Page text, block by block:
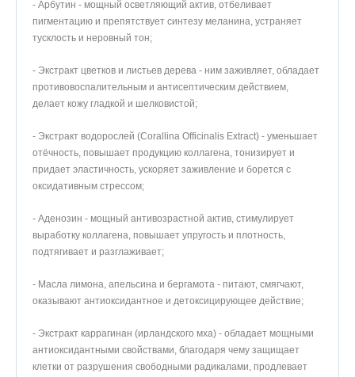
- Арбутин - мощный осветляющий актив, отбеливает
пигментацию и препятствует синтезу меланина, устраняет
тусклость и неровный тон;
- Экстракт цветков и листьев дерева - ним заживляет, обладает
противовоспалительным и антисептическим действием,
делает кожу гладкой и шелковистой;
- Экстракт водорослей (Corallina Officinalis Extract) - уменьшает
отёчность, повышает продукцию коллагена, тонизирует и
придает эластичность, ускоряет заживление и борется с
оксидативным стрессом;
- Аденозин - мощный антивозрастной актив, стимулирует
выработку коллагена, повышает упругость и плотность,
подтягивает и разглаживает;
- Масла лимона, апельсина и бергамота - питают, смягчают,
оказывают антиоксидантное и детоксицирующее действие;
- Экстракт каррагинан (ирландского мха) - обладает мощными
антиоксидантными свойствами, благодаря чему защищает
клетки от разрушения свободными радикалами, продлевает